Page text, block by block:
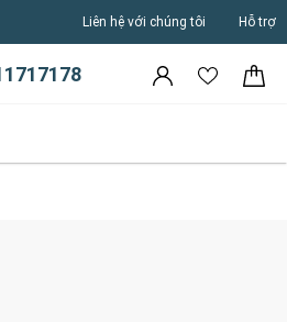
Liên hệ với chúng tôi Hỗ trợ